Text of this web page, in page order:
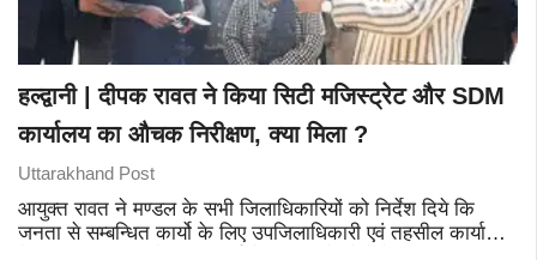
हल्द्वानी | दीपक रावत ने किया सिटी मजिस्ट्रेट और SDM
कार्यालय का औचक निरीक्षण, क्या मिला ?
Uttarakhand Post
आयुक्त रावत ने मण्डल के सभी जिलाधिकारियों को निर्देश दिये कि
जनता से सम्बन्धित कार्यो के लिए उपजिलाधिकारी एवं तहसील कार्यालयों